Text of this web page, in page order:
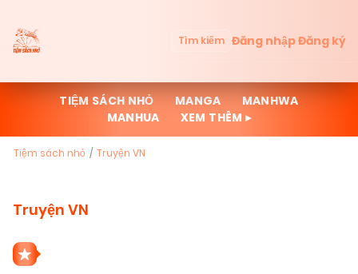
Tìm kiếm Đăng nhậpĐăng ký
TIỆM SÁCH NHỎ MANGA
MANHWA
MANHUA
XEM THÊM ▸
Tiệm sách nhỏ Truyện VN
Truyện VN